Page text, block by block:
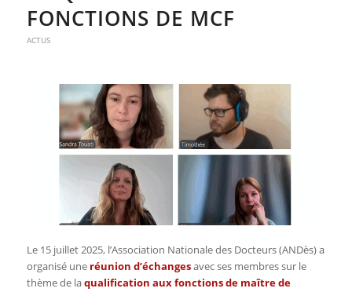
FONCTIONS DE MCF
ACTUS
Le 15 juillet 2025, l’Association Nationale des Docteurs (ANDès) a
organisé une réunion d’échangesavec ses membres sur le
thème de laqualification aux fonctions de maître de